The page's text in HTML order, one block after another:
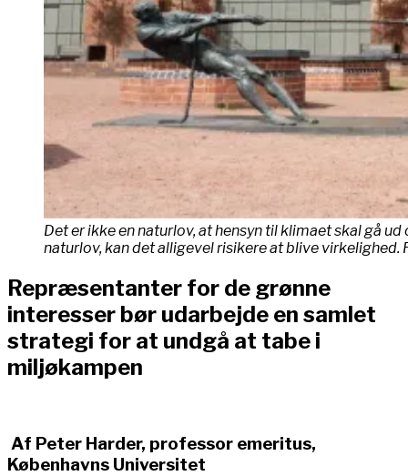
Det er ikke en naturlov, at hensyn til klimaet skal gå
naturlov, kan det alligevel risikere at blive virkelighed.
Repræsentanter for de grønne
interesser bør udarbejde en samlet
strategi for at undgå at tabe i
miljøkampen
Af Peter Harder, professor emeritus,
Københavns Universitet